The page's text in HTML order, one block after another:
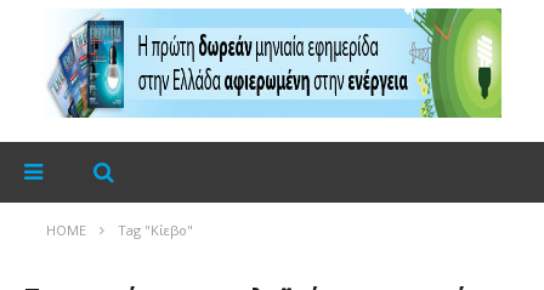
HOME Tag "Κίεβο"